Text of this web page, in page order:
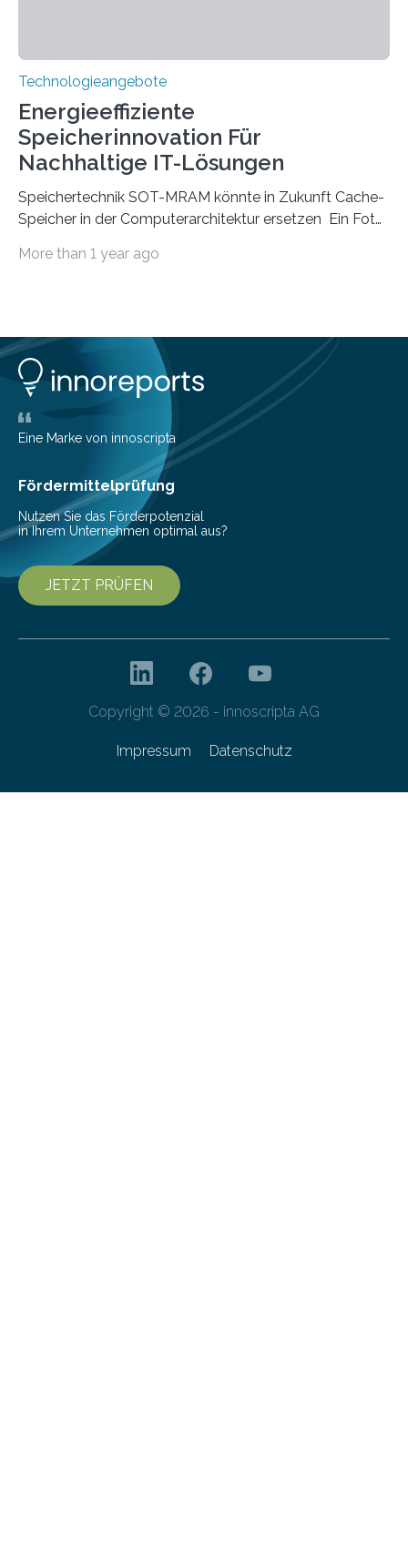
Technologieangebote
Energieeffiziente
Speicherinnovation Für
Nachhaltige IT-Lösungen
Speichertechnik SOT-MRAM könnte in Zukunft Cache-
Speicher in der Computerarchitektur ersetzen Ein Foto,
Hochgeladene Medien landen in riesigen Cloud-
weltweiten Gesamtenergieverbrauchs, was 200
Terawattstunden Strom pro Jahr entspricht. Dieser
immense Energiebedarf hat Wissenschaftlerinnen und
Wissenschaftler dazu veranlasst, innovative Wege zur
Senkung des Energieverbrauchs zu erforschen. Neuer
Ansatz für Smartphones und Supercomputer
gleichermaßen geeignet…
More than 1 year ago
Eine Marke von innoscripta
Fördermittelprüfung
Nutzen Sie das Förderpotenzial
in Ihrem Unternehmen optimal aus?
JETZT PRÜFEN
Copyright © 2026 - innoscripta AG
Impressum Datenschutz